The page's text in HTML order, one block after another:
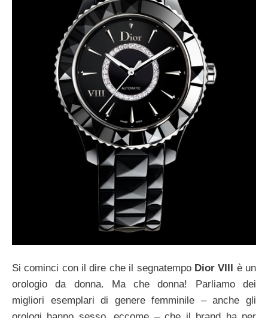
Si cominci con il dire che il segnatempo Dior VIII è un
orologio da donna. Ma che donna! Parliamo dei
migliori esemplari di genere femminile – anche gli